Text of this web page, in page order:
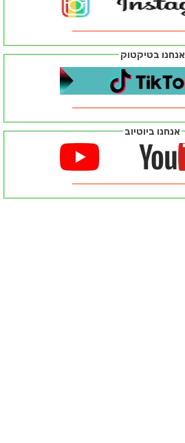
אנחנו בטיקטוק
אנחנו ביוטיוב